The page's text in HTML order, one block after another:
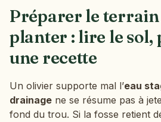
Préparer le terrain
planter : lire le sol,
une recette
Un olivier supporte mal l’eau
drainage ne se résume pas à
fond du trou. Si la fosse retient